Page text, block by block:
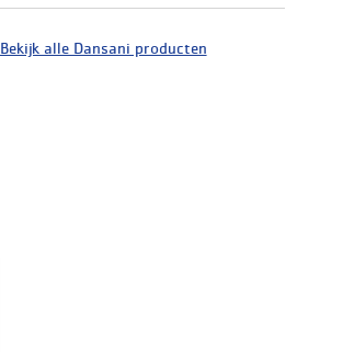
Bekijk alle Dansani producten